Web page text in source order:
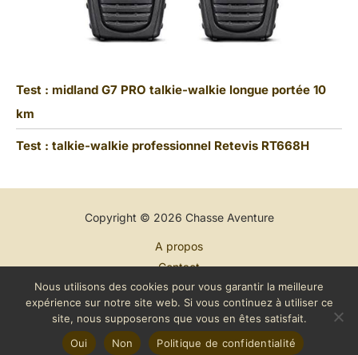
Test : midland G7 PRO talkie-walkie longue portée 10
km
Test : talkie-walkie professionnel Retevis RT668H
Copyright © 2026 Chasse Aventure
A propos
Contact
Plan du site
Mentions légales
Politique de confidentialité
Nous utilisons des cookies pour vous garantir la meilleure
expérience sur notre site web. Si vous continuez à utiliser ce
site, nous supposerons que vous en êtes satisfait.
Oui
Non Politique de confidentialité